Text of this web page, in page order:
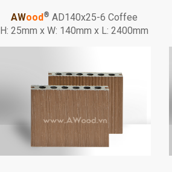
AWood® AD140x25-6 Coffee
H: 25mm x W: 140mm x L: 2400mm